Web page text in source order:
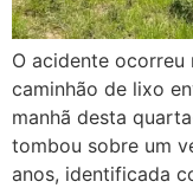
O acidente ocorreu
caminhão de lixo
manhã desta
tombou sobre um
anos, identificada